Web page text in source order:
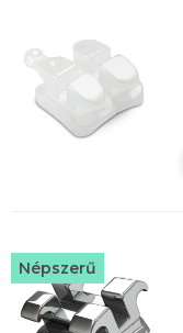
Népszerű